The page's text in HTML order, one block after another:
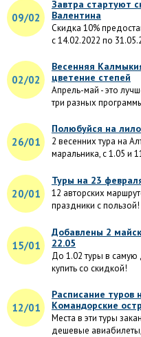
09/02
Завтра стартуют
Валентина
Скидка 10%
с 14.02.2022 по
02/02
Весенняя
цветение степей
Апрель-май - это
три разных
26/01
Полюбуйся на
2 весенних тура на
маральника, с 1.05 и
20/01
Туры на 23
12 авторских
праздники с пользой!
15/01
Добавлены 2
22.05
До 1.02 туры в самую
купить со скидкой!
12/01
Расписание туров
Командорские
Места в эти туры
дешевые